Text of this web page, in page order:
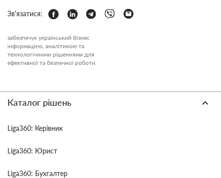
Зв'язатися:
забезпечує український бізнес
інформацією, аналітикою та
технологічними рішеннями для
ефективної та безпечної роботи.
Каталог рішень
Liga360: Керівник
Liga360: Юрист
Liga360: Бухгалтер